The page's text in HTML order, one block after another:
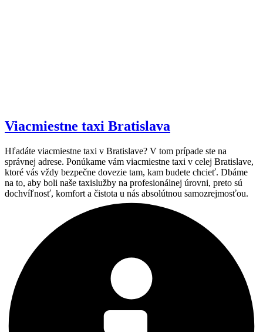
Viacmiestne taxi Bratislava
Hľadáte viacmiestne taxi v Bratislave? V tom prípade ste na
správnej adrese. Ponúkame vám viacmiestne taxi v celej Bratislave,
ktoré vás vždy bezpečne dovezie tam, kam budete chcieť. Dbáme
na to, aby boli naše taxislužby na profesionálnej úrovni, preto sú
dochvíľnosť, komfort a čistota u nás absolútnou samozrejmosťou.